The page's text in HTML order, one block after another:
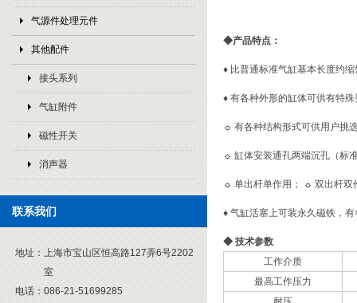
气源件处理元件
其他配件
接头系列
气缸附件
磁性开关
消声器
联系我们
地址： 上海市宝山区恒高路127弄6号2202
室
电话： 086-21-51699285
◆产品特点：
♦ 比普通标准气缸基本长度约
♦ 有各种外形的缸体可供有特
☼ 有各种结构形式可供用户挑
☼ 缸体安装通孔两端沉孔（标
☼ 单出杆单作用； ☼ 双出杆双
♦ 气缸活塞上可装永久磁铁，
◆ 技术参数
工作介质
最高工作压力